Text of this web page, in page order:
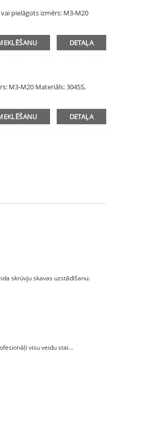
pielāgots izmērs: M3-M20
DETAĻA
M3-M20 Materiāls: 304SS,
DETAĻA
skrūvju skavas uzstādīšanu:
visu veidu stai...